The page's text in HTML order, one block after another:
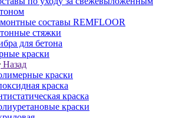
составы REMFLOOR
стяжки
для бетона
краски
Назад
краски
краска
краска
краски